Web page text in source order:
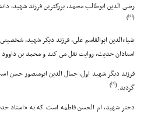
رضى الدین ابوطالب محمد، بزرگترین فرزند شهید،
(
[6]
)
ضیاءالدین ابوالقاسم على، فرزند دیگر شهید،
استادان حدیث، روایت نقل مى کند و محمد بن
فرزند دیگر شهید اول، جمال الدین ابومنصور حسن
گردید.(
[8]
)
دختر شهید، ام الحسن فاطمه است که به «استاد